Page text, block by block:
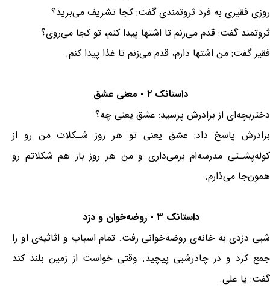
روزی فقیری به فرد ثروتمندی گفت: کجا تشریف می‌برید؟
ثروتمند گفت: قدم می‌زنم تا اشتها پیدا کنم، تو کجا می‌روی؟
فقیر گفت: من اشتها دارم، قدم می‌زنم تا غذا پیدا کنم.
داستانک ۲ - معنی عشق
دختربچه‌ای از برادرش پرسید: عشق یعنی چه؟
برادرش پاسخ داد: عشق یعنی تو هر روز شـكلات من رو از
كوله‌پشـتی مدرسه‌ام برمی‌داری و من هر روز باز هم شكلاتم رو
همون‌جا می‌ذارم.
داستانک ۳ - روضه‌خوان و دزد
شبی دزدی به خانه‌ی روضه‌خوانی رفت. تمام اسباب و اثاثیه‌ی او را
جمع کرد و در چادرشبی پیچید. وقتی خواست از زمین بلند کند
گفت: یا علی.